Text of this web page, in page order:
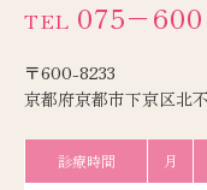
TEL
〒600-8233
京都府京都市下京区北
診療時間 月